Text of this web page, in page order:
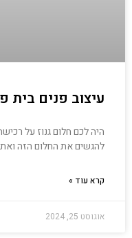
עיצוב פנים בית
היה לכם חלום גנוז על
להגשים את החלום הזה
קרא עוד »
אוגוסט 25, 2024